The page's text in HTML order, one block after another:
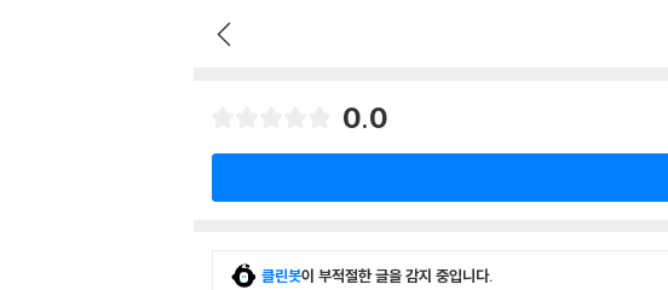
0.0
클린봇이 부적절한 글을 감지 중입니다.